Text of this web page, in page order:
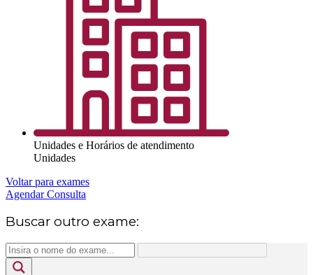
Unidades e Horários de atendimento
Unidades
Voltar para exames
Agendar Consulta
Buscar outro exame: